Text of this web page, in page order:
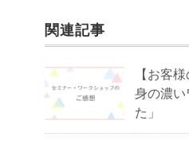
関連記事
【お客
身の濃い
た」